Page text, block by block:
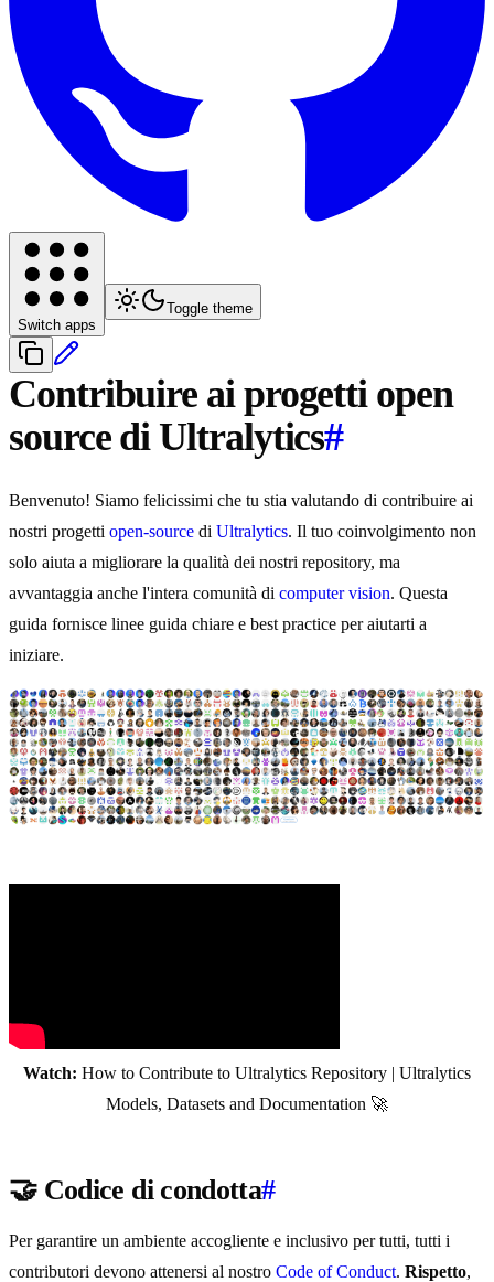
Switch apps
Toggle theme
Contribuire ai progetti open
source di Ultralytics#
Benvenuto! Siamo felicissimi che tu stia valutando di contribuire ai
nostri progetti open-source di Ultralytics. Il tuo coinvolgimento non
solo aiuta a migliorare la qualità dei nostri repository, ma
avvantaggia anche l'intera comunità di computer vision. Questa
guida fornisce linee guida chiare e best practice per aiutarti a
iniziare.
Watch: How to Contribute to Ultralytics Repository | Ultralytics
Models, Datasets and Documentation 🚀
🤝 Codice di condotta#
Per garantire un ambiente accogliente e inclusivo per tutti, tutti i
contributori devono attenersi al nostro Code of Conduct. Rispetto,